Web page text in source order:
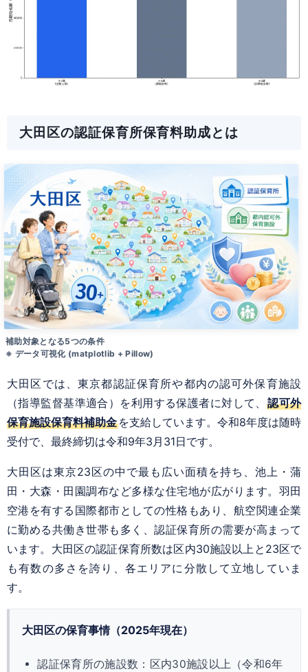
大田区の認証保育所保育料助成とは
補助対象となる5つの条件
※ データ可視化 (matplotlib + Pillow)
大田区では、東京都認証保育所や都内の認可外保育施設
（指導監督基準適合）を利用する保護者に対して、 認可外
保育施設保育料補助金を支給しています。令和8年度は随時
受付で、最終締切は令和9年3月31日です。
大田区は東京23区の中で最も広い面積を持ち、池上・蒲
田・大森・田園調布など多様な住宅地が広がります。羽田
空港を有する国際都市としての性格もあり、航空関連企業
に勤める共働き世帯も多く、認証保育所の需要が高まって
います。大田区の認証保育所数は区内30施設以上と23区で
も有数の多さを誇り、各エリアに分散して立地していま
す。
大田区の保育事情（2025年現在）
認証保育所の施設数：区内30施設以上（令和6年